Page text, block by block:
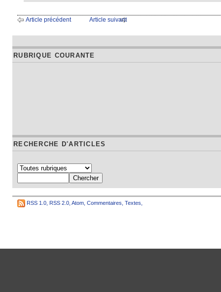
Article précédent Article suivant
RUBRIQUE COURANTE
RECHERCHE D'ARTICLES
RSS 1.0 RSS 2.0 Atom Commentaires Textes